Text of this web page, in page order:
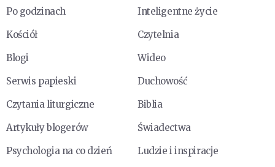
Po godzinach
Inteligentne życie
Kościół
Czytelnia
Blogi
Wideo
Serwis papieski
Duchowość
Czytania liturgiczne
Biblia
Artykuły blogerów
Świadectwa
Psychologia na co dzień
Ludzie i inspiracje